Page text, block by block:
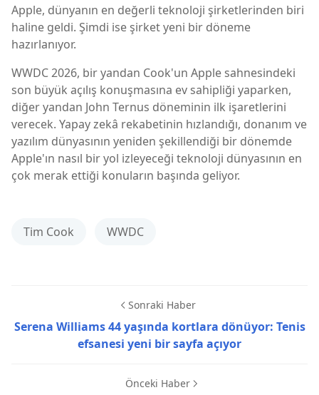
Apple, dünyanın en değerli teknoloji şirketlerinden biri
haline geldi. Şimdi ise şirket yeni bir döneme
hazırlanıyor.
WWDC 2026, bir yandan Cook'un Apple sahnesindeki
son büyük açılış konuşmasına ev sahipliği yaparken,
diğer yandan John Ternus döneminin ilk işaretlerini
verecek. Yapay zekâ rekabetinin hızlandığı, donanım ve
yazılım dünyasının yeniden şekillendiği bir dönemde
Apple'ın nasıl bir yol izleyeceği teknoloji dünyasının en
çok merak ettiği konuların başında geliyor.
Tim Cook WWDC
Sonraki Haber
Serena Williams 44 yaşında kortlara dönüyor: Tenis
efsanesi yeni bir sayfa açıyor
Önceki Haber